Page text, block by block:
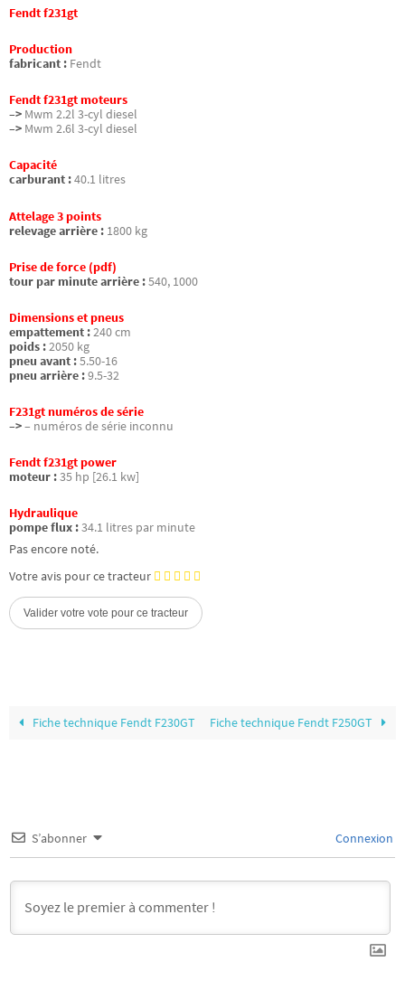
Fendt f231gt
Production
fabricant : Fendt
Fendt f231gt moteurs
–> Mwm 2.2l 3-cyl diesel
–> Mwm 2.6l 3-cyl diesel
Capacité
carburant :40.1 litres
Attelage 3 points
relevage arrière : 1800 kg
Prise de force (pdf)
tour par minute arrière :540, 1000
Dimensions et pneus
empattement :240 cm
poids :2050 kg
pneu avant :5.50-16
pneu arrière :9.5-32
F231gt numéros de série
–>– numéros de série inconnu
Fendt f231gt power
moteur :35 hp [26.1 kw]
Hydraulique
pompe flux :34.1 litres par minute
Pas encore noté.
Votre avis pour ce tracteur
Fiche technique Fendt F230GT Fiche technique Fendt F250GT
S’abonner Connexion